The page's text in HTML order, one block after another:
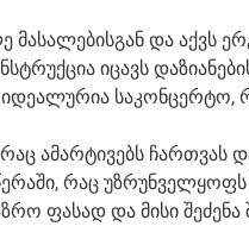
მასალებისგან და
იცავს
საკონცერტო,
ამარტივებს ჩართვას
რაც
ფასად და მისი